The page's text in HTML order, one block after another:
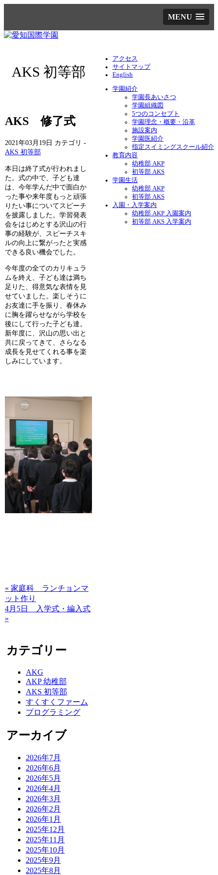
MENU
アクセス
サイトマップ
English
学園紹介
学園長あいさつ
学園組織図
5つのコンセプト
学園理念・概要・沿革
施設案内
学園医紹介
指定スイミングスクール紹介
教育内容
幼稚部 AKP
初等部 AKS
学園生活
幼稚部 AKP
初等部 AKS
入園・入学案内
幼稚部 AKP 入園案内
初等部 AKS 入学案内
AKS 初等部
AKS 修了式
2021年03月19日 カテゴリ -
AKS 初等部
本日は終了式が行われまし
た。式の中で、子ども達
は、今年学んだ中で面白か
った事や来年度もっと頑張
りたい事についてスピーチ
を披露しました。学習発表
会をはじめとする沢山の行
事の経験が、スピーチスキ
ルの向上に繋がったと実感
できる良い機会でした。
今年度の全てのカリキュラ
ムを終え、子ども達は満ち
足りた、得意気な表情を見
せていました。楽しそうに
お友達に手を振り、春休み
に胸を躍らせながら学校を
後にして行った子ども達。
新年度に、沢山の思い出と
共に戻ってきて、さらなる
成長を見せてくれる事を楽
しみにしています。
« 家庭科 ランチョンマ
ット作り
4月5日 入学式・編入式
»
カテゴリー
AKG
AKP 幼稚部
AKS 初等部
すくすくファーム
プログラミング
アーカイブ
2026年7月
2026年6月
2026年5月
2026年4月
2026年3月
2026年2月
2026年1月
2025年12月
2025年11月
2025年10月
2025年9月
2025年8月